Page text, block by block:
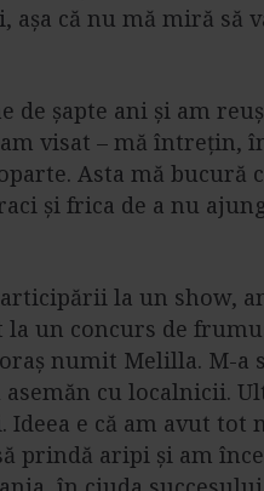
că nu mă miră să
de șapte ani și am
visat – mă întrețin,
Asta mă bucură
și frica de a nu
la un show,
la un concurs de
numit Melilla. M-a
cu localnicii.
e că am avut tot
prindă aripi și am